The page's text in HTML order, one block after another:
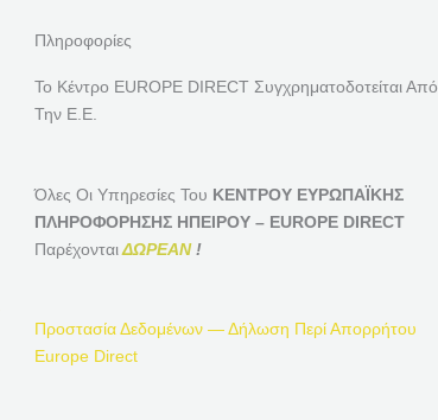
Πληροφορίες
Το Κέντρο EUROPE DIRECT Συγχρηματοδοτείται Από
Την Ε.Ε.
Όλες Οι Υπηρεσίες Του ΚΕΝΤΡΟΥ ΕΥΡΩΠΑΪΚΗΣ
ΠΛΗΡΟΦΟΡΗΣΗΣ ΗΠΕΙΡΟΥ – EUROPE DIRECT
Παρέχονται ΔΩΡΕΑΝ!
Προστασία Δεδομένων — Δήλωση Περί Απορρήτου
Europe Direct